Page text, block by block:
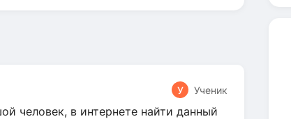
У Ученик
человек, в интернете найти данный